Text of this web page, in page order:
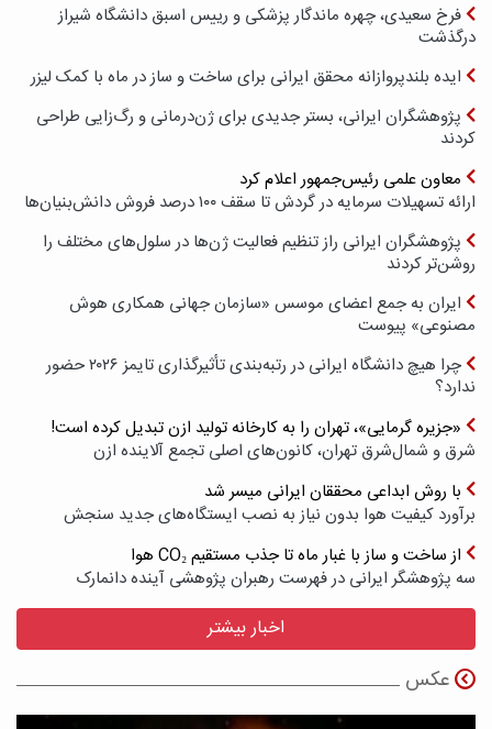
فرخ سعیدی، چهره ماندگار پزشکی و رییس اسبق دانشگاه شیراز
درگذشت
ایده بلندپروازانه محقق ایرانی برای ساخت و ساز در ماه با کمک لیزر
پژوهشگران ایرانی، بستر جدیدی برای ژن‌درمانی و رگ‌زایی طراحی
کردند
معاون علمی رئیس‌جمهور اعلام کرد
ارائه تسهیلات سرمایه در گردش تا سقف ۱۰۰ درصد فروش دانش‌بنیان‌ها
پژوهشگران ایرانی راز تنظیم فعالیت ژن‌ها در سلول‌های مختلف را
روشن‌تر کردند
ایران به جمع اعضای موسس «سازمان جهانی همکاری هوش
مصنوعی» پیوست
چرا هیچ دانشگاه ایرانی در رتبه‌بندی تأثیرگذاری تایمز ۲۰۲۶ حضور
ندارد؟
«جزیره گرمایی»، تهران را به کارخانه تولید ازن تبدیل کرده است!
شرق و شمال‌شرق تهران، کانون‌های اصلی تجمع آلاینده ازن
با روش ابداعی محققان ایرانی میسر شد
برآورد کیفیت هوا بدون نیاز به نصب ایستگاه‌های جدید سنجش
از ساخت و ساز با غبار ماه تا جذب مستقیم CO₂ هوا
سه پژوهشگر ایرانی در فهرست رهبران پژوهشی آینده دانمارک
اخبار بیشتر
عکس